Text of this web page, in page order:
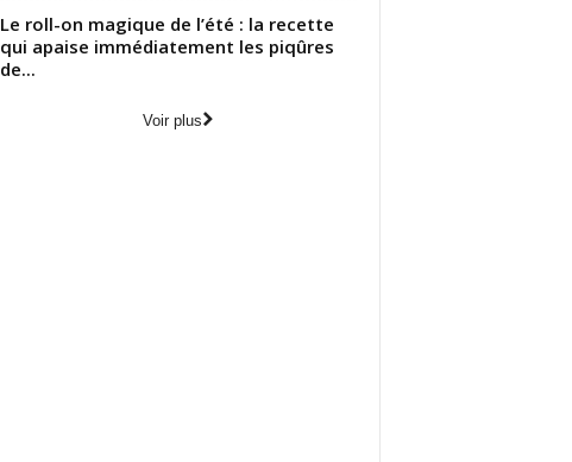
Le roll-on magique de l’été : la recette
qui apaise immédiatement les piqûres
de...
Voir plus